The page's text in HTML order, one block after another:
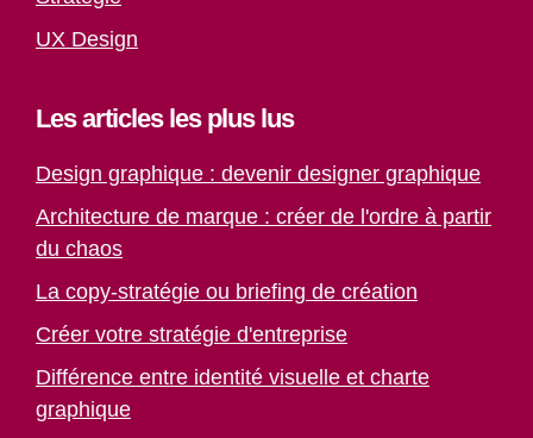
UX Design
Les articles les plus lus
Design graphique : devenir designer graphique
Architecture de marque : créer de l'ordre à partir
du chaos
La copy-stratégie ou briefing de création
Créer votre stratégie d'entreprise
Différence entre identité visuelle et charte
graphique